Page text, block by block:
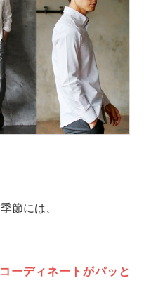
節には、
ーディネートがパッと